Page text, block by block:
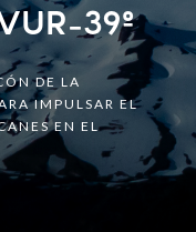
39º
DE LA
IMPULSAR EL
EN EL